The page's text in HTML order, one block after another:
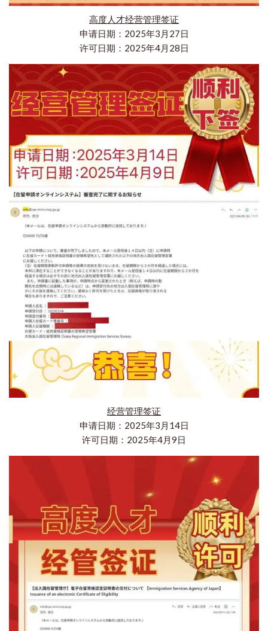
高度人才经营管理签证
申请日期：2025年3月27日
许可日期：2025年4月28日
经营管理签证
申请日期：2025年3月14日
许可日期：2025年4月9日